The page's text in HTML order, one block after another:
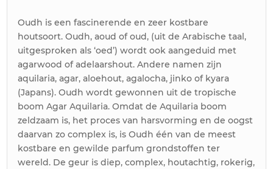
Oudh is een fascinerende en zeer kostbare
houtsoort. Oudh, aoud of oud, (uit de Arabische taal,
uitgesproken als ‘oed’) wordt ook aangeduid met
agarwood of adelaarshout. Andere namen zijn
aquilaria, agar, aloehout, agalocha, jinko of kyara
(Japans). Oudh wordt gewonnen uit de tropische
boom Agar Aquilaria. Omdat de Aquilaria boom
zeldzaam is, het proces van harsvorming en de oogst
daarvan zo complex is, is Oudh één van de meest
kostbare en gewilde parfum grondstoffen ter
wereld. De geur is diep, complex, houtachtig, rokerig,